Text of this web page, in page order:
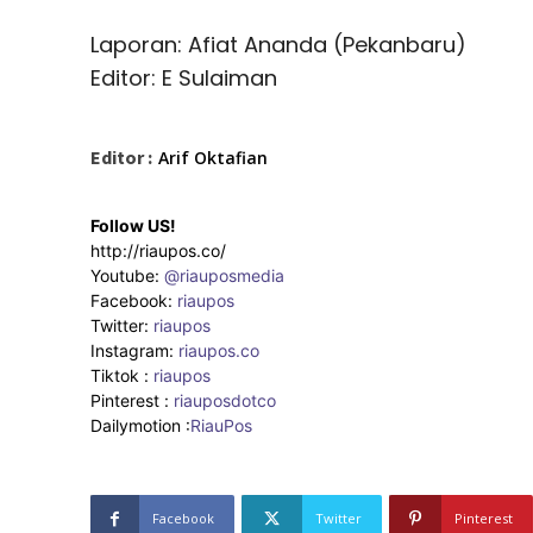
Laporan: Afiat Ananda (Pekanbaru)
Editor: E Sulaiman
Editor : Arif Oktafian
Follow US!
http://riaupos.co/
Youtube: @riauposmedia
Facebook: riaupos
Twitter: riaupos
Instagram: riaupos.co
Tiktok : riaupos
Pinterest : riauposdotco
Dailymotion :RiauPos
Facebook Twitter Pinterest